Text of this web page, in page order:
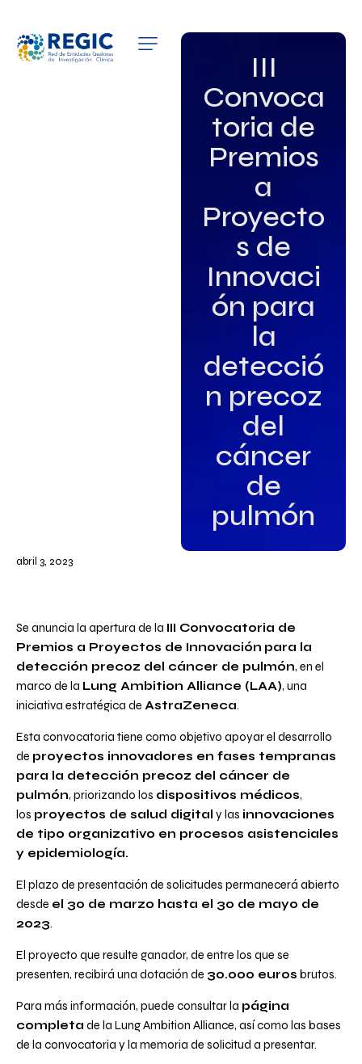
III
Convoca
toria de
Premios
a
Proyecto
s de
Innovaci
ón para
la
detecció
n precoz
del
cáncer
de
pulmón
QUIÉNES SOMOS
PATROCINADORES
GRUPOS DE INTERÉS
abril 3, 2023
Se anuncia la apertura de la III Convocatoria de
Premios a Proyectos de Innovación para la
detección precoz del cáncer de pulmón, en el
marco de la Lung Ambition Alliance (LAA), una
iniciativa estratégica de AstraZeneca.
Esta convocatoria tiene como objetivo apoyar el desarrollo
de proyectos innovadores en fases tempranas
para la detección precoz del cáncer de
pulmón, priorizando los dispositivos médicos,
los proyectos de salud digital y las innovaciones
de tipo organizativo en procesos asistenciales
y epidemiología.
El plazo de presentación de solicitudes permanecerá abierto
desde el 30 de marzo hasta el 30 de mayo de
2023.
El proyecto que resulte ganador, de entre los que se
presenten, recibirá una dotación de 30.000 euros brutos.
Para más información, puede consultar la página
completa de la Lung Ambition Alliance, así como las bases
de la convocatoria y la memoria de solicitud a presentar.